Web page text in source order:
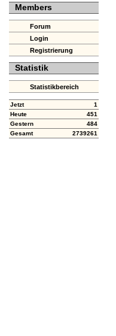
Members
Forum
Login
Registrierung
Statistik
Statistikbereich
Jetzt
1
Heute
451
Gestern
484
Gesamt
2739261